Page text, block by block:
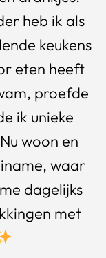
heb ik als
keukens
eten heeft
proefde
ik unieke
woon en
waar
dagelijks
met